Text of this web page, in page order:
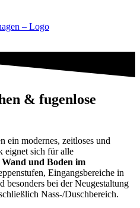
& fugenlose
ein modernes, zeitloses und
eignet sich für alle
Wand und Boden im
Eingangsbereiche in
besonders bei der Neugestaltung
Nass-/Duschbereich.